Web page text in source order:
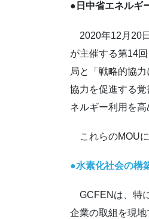
●日中省エネルギ
2020年12月20
が主催する第14
局と「戦略的協
協力を促進する
ネルギー利用を
これらのMOUに
●水素化社会の構
GCFENは、特
企業の取組を現